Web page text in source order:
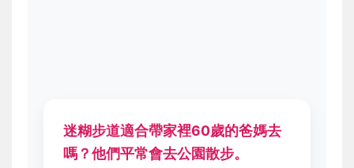
迷糊步道適合帶家裡60歲的爸媽去
嗎？他們平常會去公園散步。